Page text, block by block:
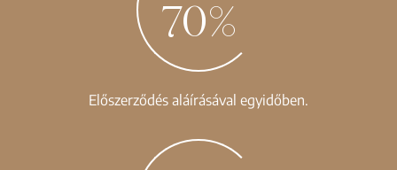
70%
Előszerződés aláírásával egyidőben.